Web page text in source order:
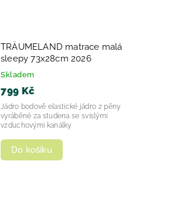
TRÄUMELAND matrace malá
sleepy 73x28cm 2026
Skladem
799 Kč
Do košíku
Jádro bodově elastické jádro z pěny
vyráběné za studena se svislými
vzduchovými kanálky